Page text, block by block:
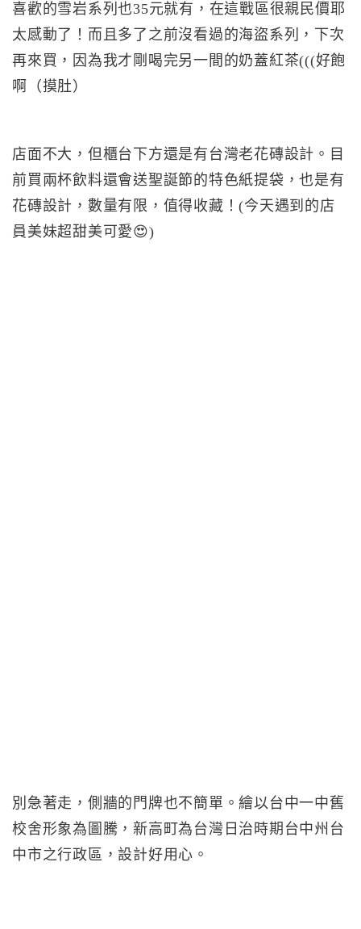
喜歡的雪岩系列也35元就有，在這戰區很親民價耶
太感動了！而且多了之前沒看過的海盜系列，下次
再來買，因為我才剛喝完另一間的奶蓋紅茶(((好飽
啊（摸肚）
店面不大，但櫃台下方還是有台灣老花磚設計。目
前買兩杯飲料還會送聖誕節的特色紙提袋，也是有
花磚設計，數量有限，值得收藏！(今天遇到的店
員美妹超甜美可愛😍)
別急著走，側牆的門牌也不簡單。繪以台中一中舊
校舍形象為圖騰，新高町為台灣日治時期台中州台
中市之行政區，設計好用心。